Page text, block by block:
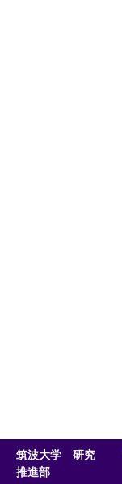
筑波大学 研究
推進部